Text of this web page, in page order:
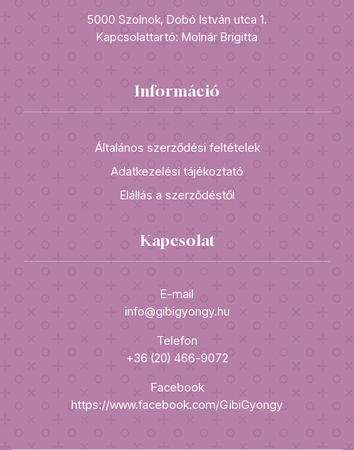
5000 Szolnok, Dobó István utca 1.
Kapcsolattartó: Molnár Brigitta
Információ
Általános szerződési feltételek
Adatkezelési tájékoztató
Elállás a szerződéstől
Kapcsolat
E-mail
info@gibigyongy.hu
Telefon
+36 (20) 466-9072
Facebook
https://www.facebook.com/GibiGyongy